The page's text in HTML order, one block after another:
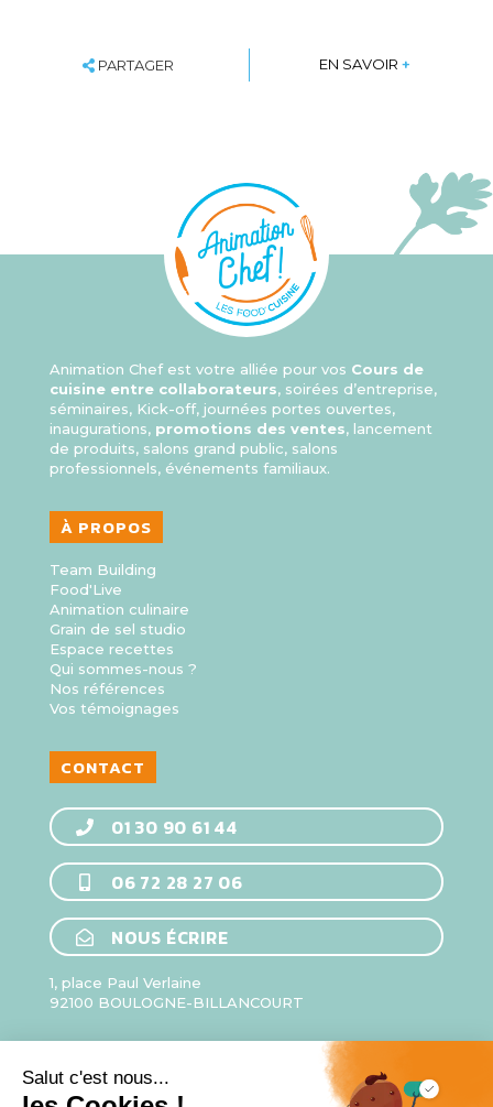
SHARE
PARTAGER EN SAVOIR +
Animation Chef est votre alliée pour vos Cours de
cuisine entre collaborateurs, soirées d’entreprise,
séminaires, Kick-off, journées portes ouvertes,
inaugurations, promotions des ventes, lancement
de produits, salons grand public, salons
professionnels, événements familiaux.
À PROPOS
Team Building
Food'Live
Animation culinaire
Grain de sel studio
Espace recettes
Qui sommes-nous ?
Nos références
Vos témoignages
CONTACT
01 30 90 61 44
06 72 28 27 06
NOUS ÉCRIRE
1, place Paul Verlaine
92100 BOULOGNE-BILLANCOURT